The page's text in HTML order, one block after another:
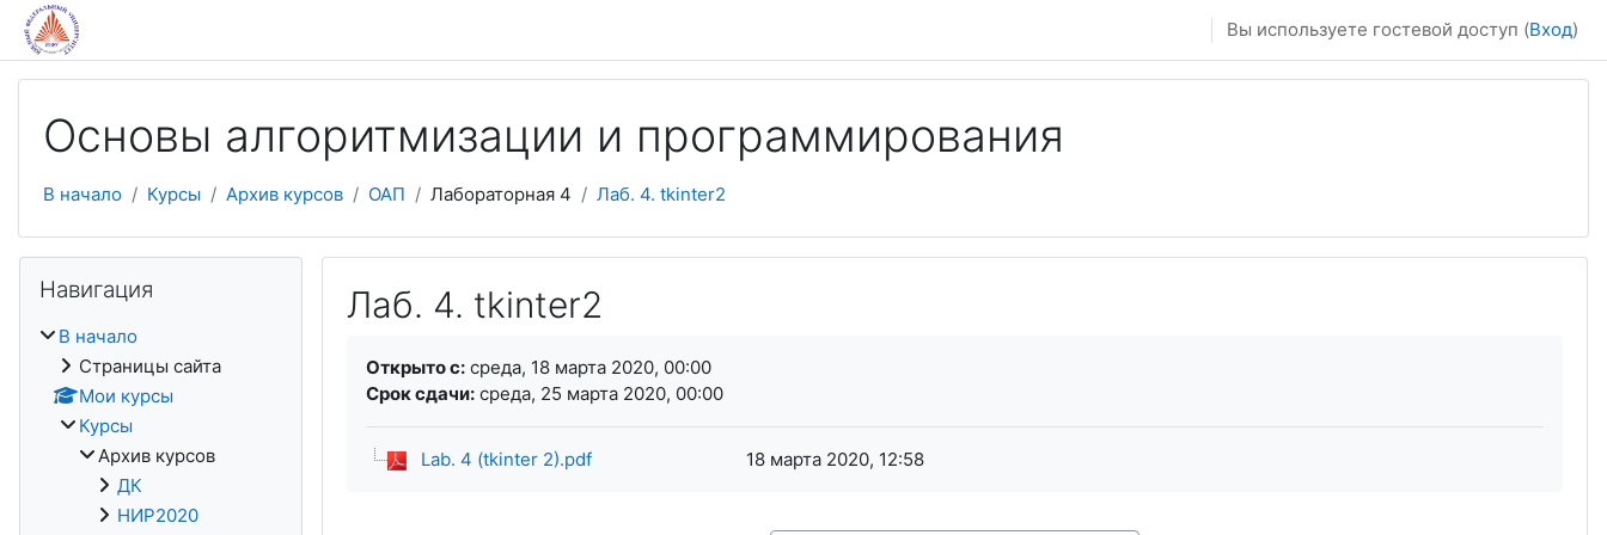
Перейти к основному содержанию
Вы используете гостевой доступ (Вход)
Основы алгоритмизации и программирования
В начало Курсы Архив курсов ОАП Лабораторная 4 Лаб. 4. tkinter2
Лаб. 4. tkinter2
Открыто с:среда, 18 марта 2020, 00:00
Срок сдачи:среда, 25 марта 2020, 00:00
Lab. 4 (tkinter 2).pdf 18 марта 2020, 12:58
Навигация
В начало
Страницы сайта
Мои курсы
Курсы
Архив курсов
ДК
НИР2020